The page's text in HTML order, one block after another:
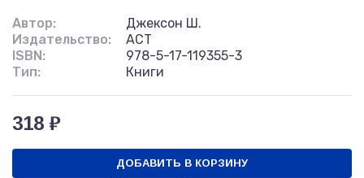
Автор:
Джексон Ш.
Издательство:
АСТ
ISBN:
978-5-17-119355-3
Тип:
Книги
318 ₽
ДОБАВИТЬ В КОРЗИНУ